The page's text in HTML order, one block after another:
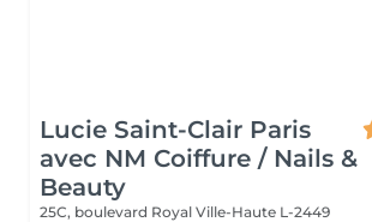
Lucie Saint-Clair Paris
avec NM Coiffure / Nails &
Beauty
25C, boulevard Royal Ville-Haute L-2449